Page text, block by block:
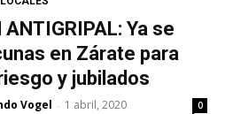
Ya se
en Zárate para
y jubilados
Vogel - 1 abril, 2020 0